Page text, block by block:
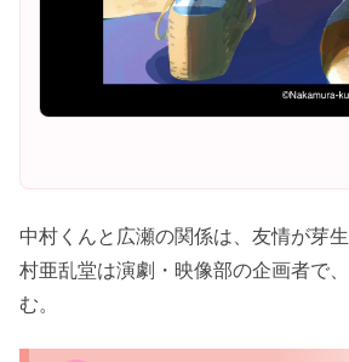
中村くんと広瀬の関係は、友情が芽
村亜乱堂は演劇・映像部の企画者で
む。